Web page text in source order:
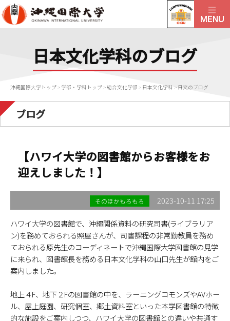
日本文化学科のブログ
沖縄国際大学トップ > 学部・学科トップ >総合文化学部 > 日本文化学科 > 日文のブログ
ブログ
【ハワイ大学の図書館からお客様をお
迎えしました！】
そのほかもろもろ 2023-10-11 17:25
ハワイ大学の図書館で、沖縄関係資料の研究司書(ライブラリア
ン)を務めておられる照屋さんが、司書課程の非常勤教員を務め
ておられる原先生のコーディネートで沖縄国際大学図書館の見学
に来られ、図書館長を務める日本文化学科の山口先生が館内をご
案内しました。
地上４F、地下２Fの図書館の中を、ラーニングコモンズやAVホー
ル、屋上庭園、研究個室、郷土資料室といった本学図書館の特徴
的な施設をご案内しつつ、ハワイ大学の図書館との違いや共通す